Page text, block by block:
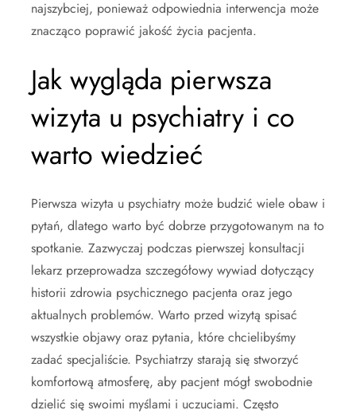
najszybciej, ponieważ odpowiednia interwencja może
znacząco poprawić jakość życia pacjenta.
Jak wygląda pierwsza
wizyta u psychiatry i co
warto wiedzieć
Pierwsza wizyta u psychiatry może budzić wiele obaw i
pytań, dlatego warto być dobrze przygotowanym na to
spotkanie. Zazwyczaj podczas pierwszej konsultacji
lekarz przeprowadza szczegółowy wywiad dotyczący
historii zdrowia psychicznego pacjenta oraz jego
aktualnych problemów. Warto przed wizytą spisać
wszystkie objawy oraz pytania, które chcielibyśmy
zadać specjaliście. Psychiatrzy starają się stworzyć
komfortową atmosferę, aby pacjent mógł swobodnie
dzielić się swoimi myślami i uczuciami. Często